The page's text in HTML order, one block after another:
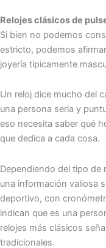
Relojes clásicos de
Si bien no podemos
estricto, podemos
joyería típicamente
Un reloj dice mucho del
una persona seria y
eso necesita saber qué
que dedica a cada cosa.
Dependiendo del tipo de
una información valiosa
deportivo, con
indican que es una
relojes más clásicos
tradicionales.